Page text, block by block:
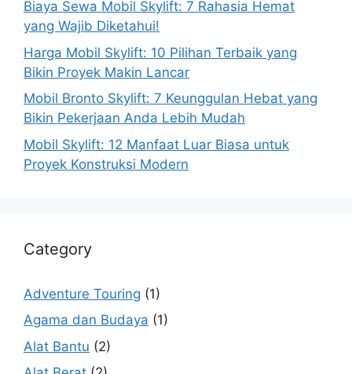
Biaya Sewa Mobil Skylift: 7 Rahasia Hemat
yang Wajib Diketahui!
Harga Mobil Skylift: 10 Pilihan Terbaik yang
Bikin Proyek Makin Lancar
Mobil Bronto Skylift: 7 Keunggulan Hebat yang
Bikin Pekerjaan Anda Lebih Mudah
Mobil Skylift: 12 Manfaat Luar Biasa untuk
Proyek Konstruksi Modern
Category
Adventure Touring (1)
Agama dan Budaya (1)
Alat Bantu (2)